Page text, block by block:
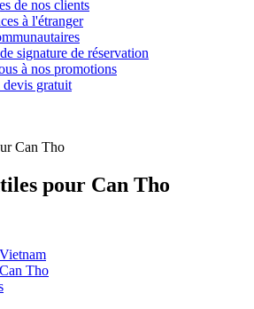
de nos clients
à l'étranger
signature de réservation
à nos promotions
devis gratuit
pour Can Tho
Tho